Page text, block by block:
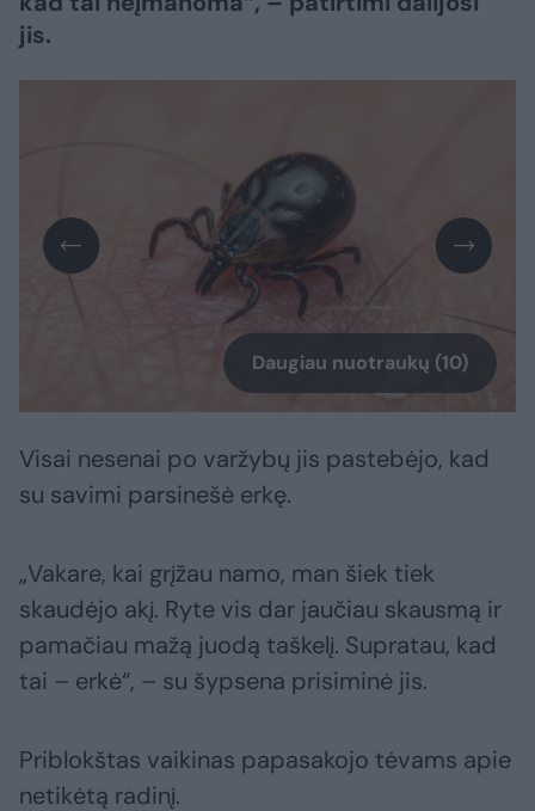
jis.
Daugiau nuotraukų (10)
Visai nesenai po varžybų jis pastebėjo, kad
su savimi parsinešė erkę.
„Vakare, kai grįžau namo, man šiek tiek
skaudėjo akį. Ryte vis dar jaučiau skausmą ir
pamačiau mažą juodą taškelį. Supratau, kad
tai – erkė“, – su šypsena prisiminė jis.
Priblokštas vaikinas papasakojo tėvams apie
netikėtą radinį.